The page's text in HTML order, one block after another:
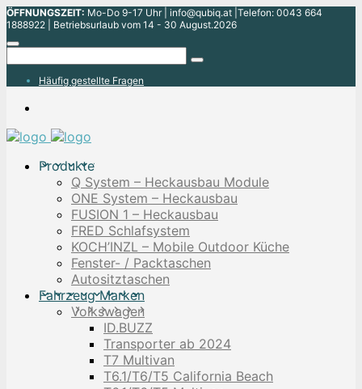
ÖFFNUNGSZEIT: Mo-Do 9-17 Uhr | info@qubiq.at |Telefon: 0043 664
1888922 | Betriebsurlaub vom 14 - 30 August.2026
Häufig gestellte Fragen
Produkte
Q System – Heckausbau Module
ONE System – Heckausbau
FUSION 1 – Heckausbau
FRED Schlafsystem
KOCH’INZL – Mobile Outdoor Küche
Fenster- / Packtaschen
Autositztaschen
Fahrzeug Marken
Volkswagen
ID.BUZZ
Transporter ab 2024
T7 Multivan
T6.1/T6/T5 California Beach